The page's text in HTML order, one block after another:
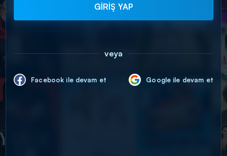
GİRİŞ YAP
veya
Facebook ile devam et Google ile devam et